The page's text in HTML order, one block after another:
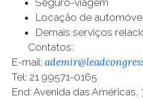
Seguro-viagem
Locação de
Demais serviços
Contatos:
E-mail:
Tel: 21 99571-0165
End: Avenida das